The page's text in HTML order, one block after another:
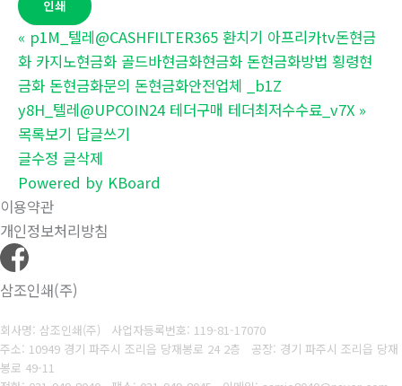
인쇄
« p1M_텔레@CASHFILTER365 환치기 아프리카tv돈현금
화 카지노현금화 골드바현금화현금화 돈현금화방법 횡령현
금화 돈현금화문의 돈현금화안전업체 _b1Z
y8H_텔레@UPCOIN24 테더구매 테더최저수수료_v7X »
목록보기 답글쓰기
글수정 글삭제
Powered by KBoard
이용약관
개인정보처리방침
삼조인쇄(주)
회사명: 삼조인쇄(주) 사업자등록번호: 119-81-17070
주소: 10949 경기 파주시 조리읍 당재봉로 24 2층 공장: 경기 파주시 조리읍 당재
봉로 49-11